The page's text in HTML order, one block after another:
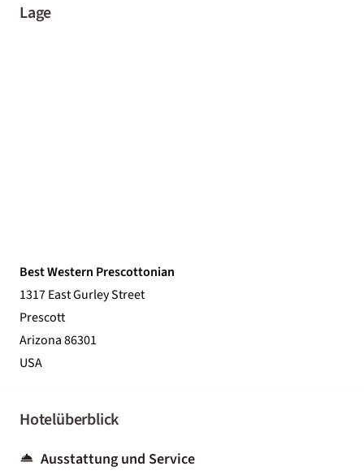
Lage
Best Western Prescottonian
1317 East Gurley Street
Prescott
Arizona 86301
USA
Hotelüberblick
Ausstattung und Service